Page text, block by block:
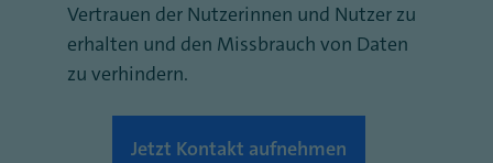
Vertrauen der Nutzerinnen und Nutzer zu
erhalten und den Missbrauch von Daten
zu verhindern.
Jetzt Kontakt aufnehmen